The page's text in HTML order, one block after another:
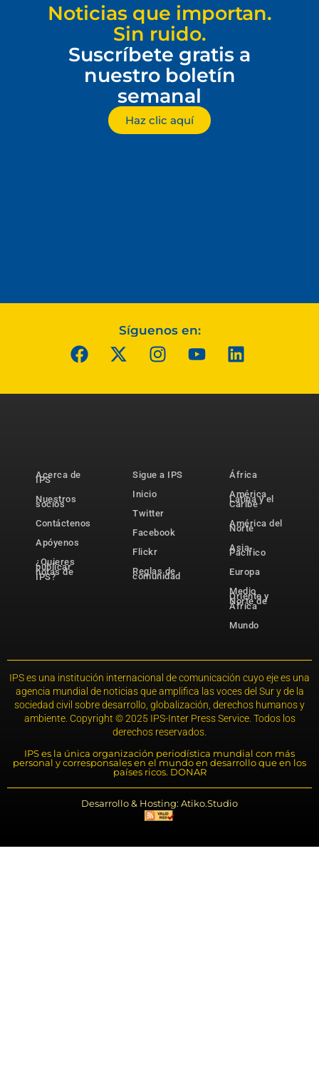
Noticias que importan.
Sin ruido.
Suscríbete gratis a
nuestro boletín
semanal
Haz clic aquí
Síguenos en:
Acerca de
IPS
Nuestros
socios
Contáctenos
Apóyenos
¿Quieres
publicar
notas de
IPS?
Sigue a IPS
Inicio
Twitter
Facebook
Flickr
Reglas de
comunidad
África
América
Latina y el
Caribe
América del
Norte
Asia-
Pacífico
Europa
Medio
Oriente y
Norte de
África
Mundo
IPS es una institución internacional de comunicación cuyo eje es una
agencia mundial de noticias que amplifica las voces del Sur y de la
sociedad civil sobre desarrollo, globalización, derechos humanos y
ambiente. Copyright © 2025 IPS-Inter Press Service. Todos los
derechos reservados.
IPS es la única organización periodística mundial con más
personal y corresponsales en el mundo en desarrollo que en los
países ricos. DONAR
Desarrollo & Hosting: Atiko.Studio